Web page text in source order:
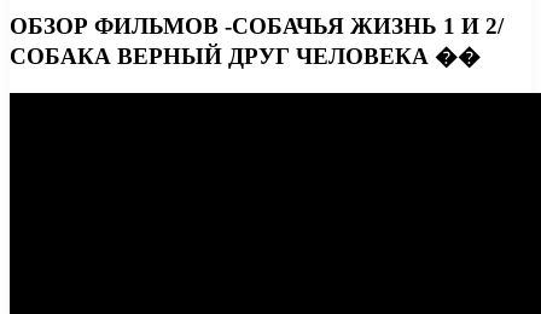
ОБЗОР ФИЛЬМОВ -СОБАЧЬЯ ЖИЗНЬ 1 И 2/
СОБАКА ВЕРНЫЙ ДРУГ ЧЕЛОВЕКА ��